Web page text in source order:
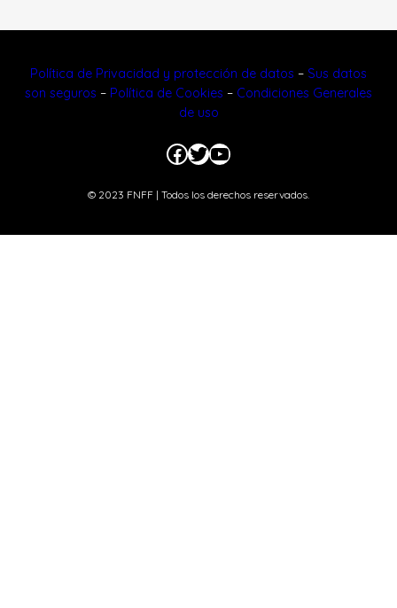
Política de Privacidad y protección de datos – Sus datos
son seguros – Política de Cookies – Condiciones Generales
de uso
Facebook
Twitter
YouTube
© 2023 FNFF | Todos los derechos reservados.